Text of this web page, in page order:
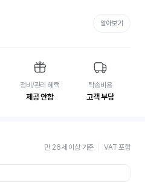
알아보기
정비/관리 혜택
제공 안함
탁송비용
고객 부담
만 26세 이상 기준 VAT 포함